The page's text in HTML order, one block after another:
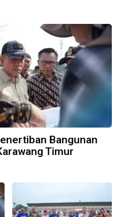
Bangunan
Timur